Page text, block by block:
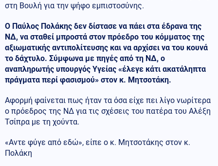
στη Βουλή για την ψήφο εμπιστοσύνης.
Ο Παύλος Πολάκης δεν δίστασε να πάει στα έδρανα της
ΝΔ, να σταθεί μπροστά στον πρόεδρο του κόμματος της
αξιωματικής αντιπολίτευσης και να αρχίσει να του κουνά
το δάχτυλο. Σύμφωνα με πηγές από τη ΝΔ, ο
αναπληρωτής υπουργός Υγείας «έλεγε κάτι ακατάληπτα
πράγματα περί φασισμού» στον κ. Μητσοτάκη.
Αφορμή φαίνεται πως ήταν τα όσα είχε πει λίγο νωρίτερα
ο πρόεδρος της ΝΔ για τις σχέσεις του πατέρα του Αλέξη
Τσίπρα με τη χούντα.
«Αντε φύγε από εδώ», είπε ο κ. Μητσοτάκης στον κ.
Πολάκη